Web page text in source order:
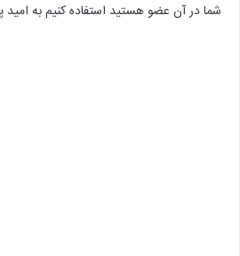
شما در آن عضو هستید استفاده کنیم به امید